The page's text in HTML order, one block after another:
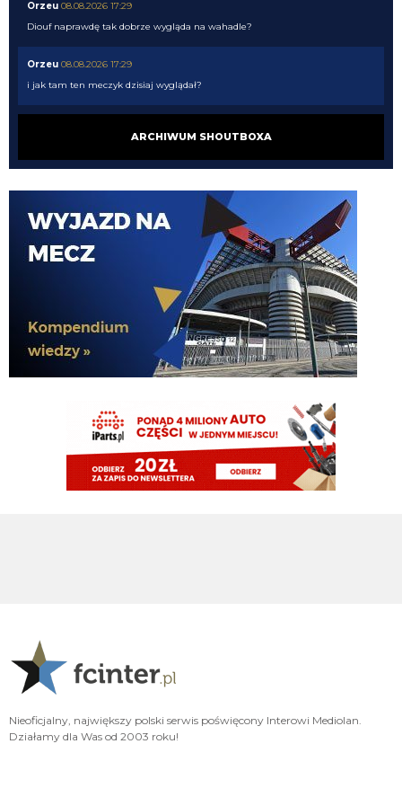
Orzeu 08.08.2026 17:29
Diouf naprawdę tak dobrze wygląda na wahadle?
Orzeu 08.08.2026 17:29
i jak tam ten meczyk dzisiaj wyglądał?
Zmienili taktykę. Już nawet się nie dogadują
Tifosinho
0 celnych strzałów robi wrażenie
Mnie bardziej cieszy ich gra, słabo ten Milan wygląda
Tifosinho 08.08.2026 15:29
Nie cieszy przepaść pomiędzy PL a Serie A
08.08.2026 15:26
cieszy wynik Milanu...
08.08.2026 15:05
FENDI_SOSA
jego przeciwienistwo.
jeszcze jak spojrzysz na lh xd
ARCHIWUM SHOUTBOXA
Nieoficjalny, największy polski serwis poświęcony Interowi Mediolan.
Działamy dla Was od 2003 roku!